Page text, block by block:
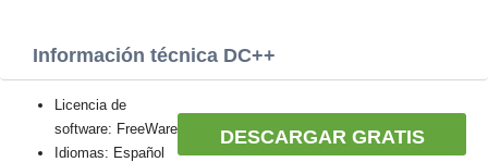
Información técnica DC++
DESCARGAR GRATIS
Licencia de
software: FreeWare
Idiomas: Español